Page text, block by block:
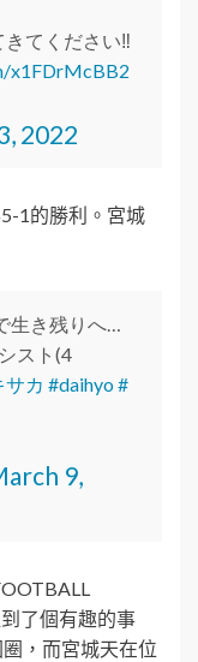
てください‼︎
x1FDrMcBB2
2022
1的勝利。宮城
生き残りへ…
スト(4
サカ #daihyo#
9,
了個有趣的事
，而宮城天在位